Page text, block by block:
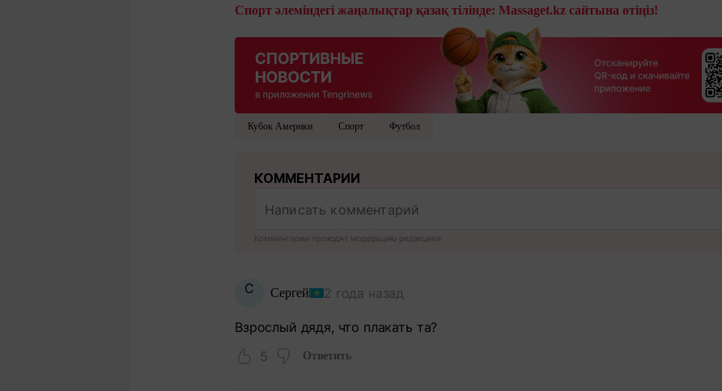
Спорт әлеміндегі жаңалықтар қазақ тілінде: Massaget.kz сайтына өтіңіз!
Кубок Америки Спорт Футбол
КОММЕНТАРИИ
Комментарии проходят модерацию редакцией
С Сергей 2 года назад
Взрослый дядя, что плакать та?
5
Ответить